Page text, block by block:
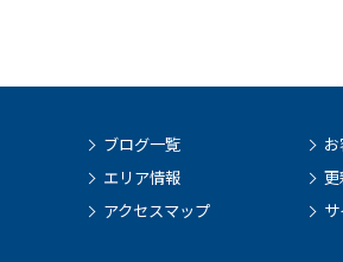
ブログ一覧
エリア情報
アクセスマップ